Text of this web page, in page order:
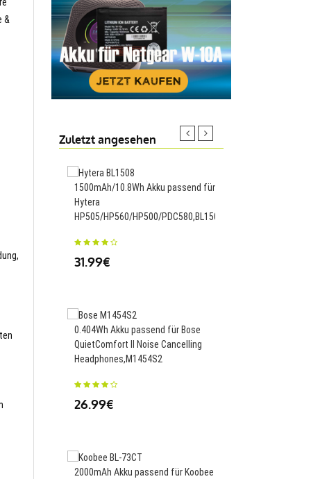
&
Zuletzt angesehen
1500mAh/10.8Wh Akku passend für
Hytera
HP505/HP560/HP500/PDC580,BL1508
31.99€
0.404Wh Akku passend für Bose
QuietComfort II Noise Cancelling
Headphones,M1454S2
26.99€
2000mAh Akku passend für Koobee